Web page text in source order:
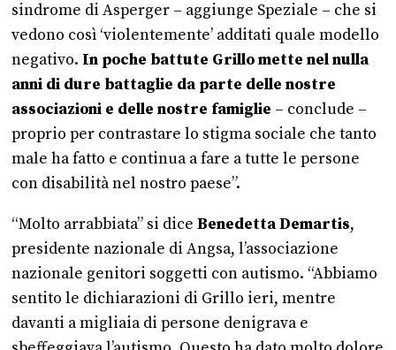
sindrome di Asperger – aggiunge Speziale – che si
vedono così ‘violentemente’ additati quale modello
negativo. In poche battute Grillo mette nel nulla
anni di dure battaglie da parte delle nostre
associazioni e delle nostre famiglie – conclude –
proprio per contrastare lo stigma sociale che tanto
male ha fatto e continua a fare a tutte le persone
con disabilità nel nostro paese”.
“Molto arrabbiata” si dice Benedetta Demartis,
presidente nazionale di Angsa, l’associazione
nazionale genitori soggetti con autismo. “Abbiamo
sentito le dichiarazioni di Grillo ieri, mentre
davanti a migliaia di persone denigrava e